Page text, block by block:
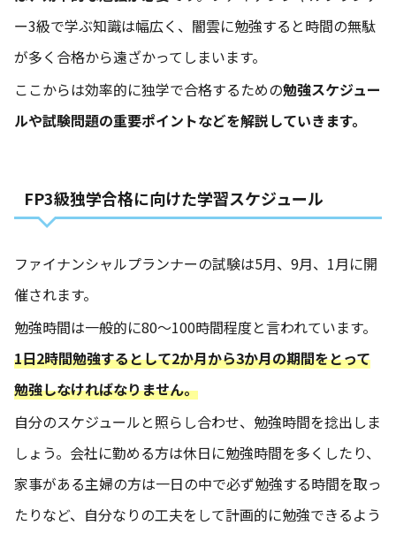
ー3級で学ぶ知識は幅広く、闇雲に勉強すると時間の無駄
が多く合格から遠ざかってしまいます。
ここからは効率的に独学で合格するための勉強スケジュー
ルや試験問題の重要ポイントなどを解説していきます。
FP3級独学合格に向けた学習スケジュール
ファイナンシャルプランナーの試験は5月、9月、1月に開
催されます。
勉強時間は一般的に80～100時間程度と言われています。
1日2時間勉強するとして2か月から3か月の期間をとって
勉強しなければなりません。
自分のスケジュールと照らし合わせ、勉強時間を捻出しま
しょう。会社に勤める方は休日に勉強時間を多くしたり、
家事がある主婦の方は一日の中で必ず勉強する時間を取っ
たりなど、自分なりの工夫をして計画的に勉強できるよう